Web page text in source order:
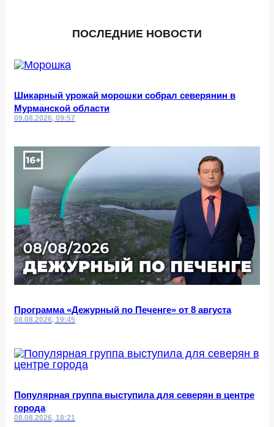
ПОСЛЕДНИЕ НОВОСТИ
Шикарный урожай морошки собрал северянин в
Мурманской области
09.08.2026, 09:57
Программа «Дежурный по Печенге» от 8 августа
08.08.2026, 19:45
Популярная группа выступила для северян в центре
города
08.08.2026, 18:21